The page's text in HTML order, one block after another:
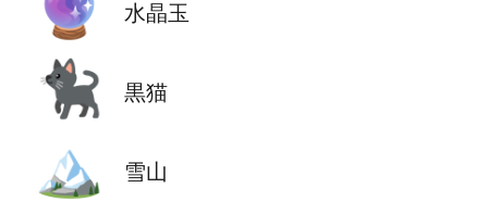
水晶玉
🐈‍⬛ 黒猫
🏔️ 雪山